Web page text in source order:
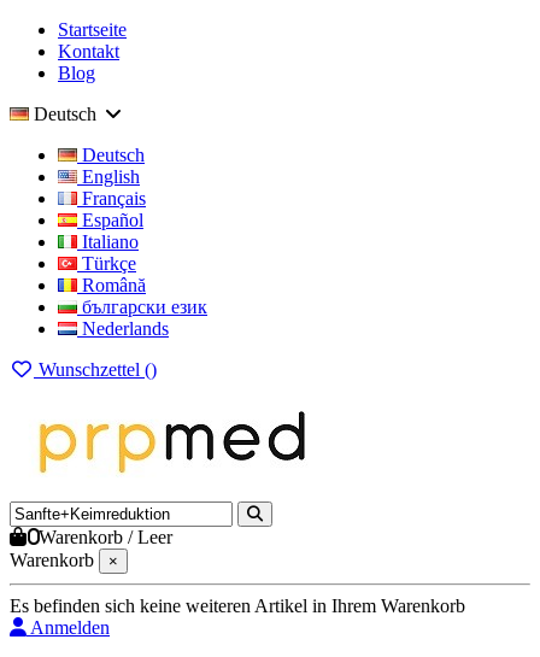
Startseite
Kontakt
Blog
Deutsch
Deutsch
English
Français
Español
Italiano
Türkçe
Română
български език
Nederlands
Wunschzettel ()
0Warenkorb /Leer
Warenkorb
×
Es befinden sich keine weiteren Artikel in Ihrem Warenkorb
Anmelden